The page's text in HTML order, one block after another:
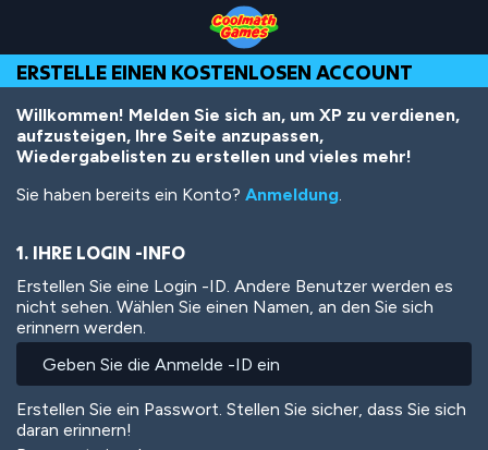
Top
of
Page
Navigation
Main
Content
Footer
Inhalt
ERSTELLE EINEN KOSTENLOSEN ACCOUNT
Willkommen! Melden Sie sich an, um XP zu verdienen,
aufzusteigen, Ihre Seite anzupassen,
Wiedergabelisten zu erstellen und vieles mehr!
Sie haben bereits ein Konto? Anmeldung.
1. IHRE LOGIN -INFO
Erstellen Sie eine Login -ID. Andere Benutzer werden es
nicht sehen. Wählen Sie einen Namen, an den Sie sich
erinnern werden.
Erstellen Sie ein Passwort. Stellen Sie sicher, dass Sie sich
daran erinnern!